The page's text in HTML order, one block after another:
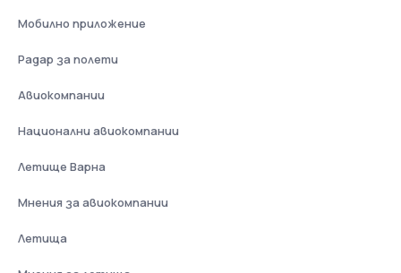
Мобилно приложение
Радар за полети
Авиокомпании
Национални авиокомпании
Летище Варна
Мнения за авиокомпании
Летища